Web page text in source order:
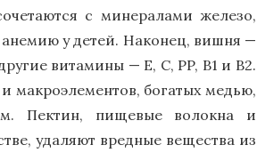
с минералами железо,
анемию у детей. Наконец, вишня —
витамины — E, C, PP, B1 и B2.
макроэлементов, богатых медью,
Пектин, пищевые волокна и
удаляют вредные вещества из